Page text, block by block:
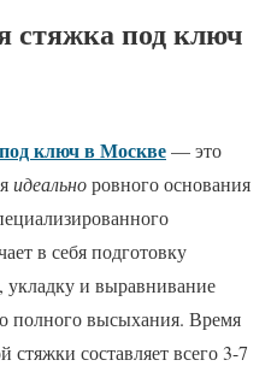
стяжка под ключ
ключ в Москве— это
идеальноровного основания
в себя подготовку
укладку и выравнивание
полного высыхания. Время
составляет всего 3-7